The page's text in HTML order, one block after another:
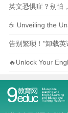
英文恐惧症？别怕
☕️ Unveiling the
告别繁琐！"卸载
🔥Unlock Your